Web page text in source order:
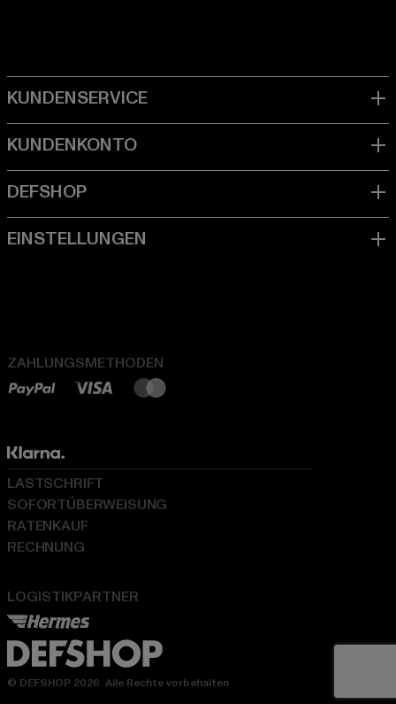
ZAHLUNGSMETHODEN
LOGISTIKPARTNER
LASTSCHRIFT
SOFORTÜBERWEISUNG
RATENKAUF
RECHNUNG
© DEFSHOP 2026. Alle Rechte vorbehalten